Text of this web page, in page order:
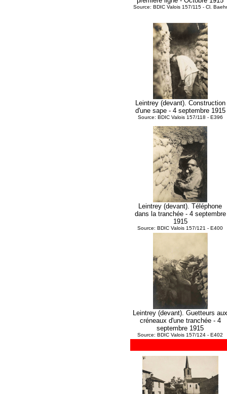
Source: BDIC Valois 157/115 - Cl. Baehr
Leintrey (devant). Construction
d'une sape - 4 septembre 1915
Source: BDIC Valois 157/118 - E396
Leintrey (devant). Téléphone
dans la tranchée - 4 septembre
1915
Source: BDIC Valois 157/121 - E400
Leintrey (devant). Guetteurs aux
créneaux d'une tranchée - 4
septembre 1915
Source: BDIC Valois 157/124 - E402